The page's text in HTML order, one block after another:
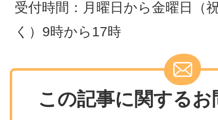
受付時間：月曜日から金曜日（
く）9時から17時
この記事に関する